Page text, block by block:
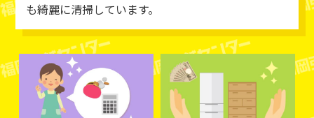
も綺麗に清掃しています。